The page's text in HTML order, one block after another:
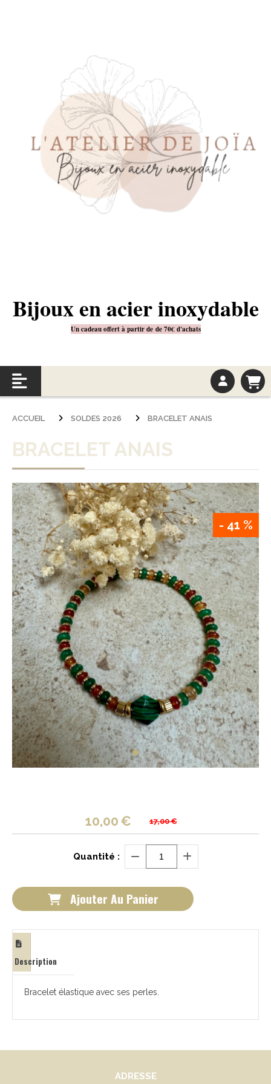
Bijoux en acier inoxydable
Un cadeau offert à partir de de 70€d'achats
ACCUEIL SOLDES 2026 BRACELET ANAIS
BRACELET ANAIS
- 41 %
Quantité :
10,00€ 17,00€
Ajouter Au Panier
Description
Bracelet élastique avec ses perles.
ADRESSE